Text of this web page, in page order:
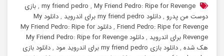
my friend pedro , My Friend Pedro: Ripe for Revenge
,بازی
دوست من پدرو ,دانلود my friend pedro برای اندروید ,
دانلود My
Friend Pedro: Ripe for Revenge
,
دانلود My Friend Pedro: Ripe for
Revenge برای اندروید
,
دانلود My Friend Pedro: Ripe for Revenge
هک شده ,دانلود بازی my friend pedro برای اندروید مود ,دانلود بازی